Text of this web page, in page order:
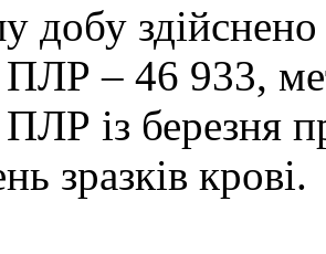
добу
– 46 933,
із березня
зразків крові.